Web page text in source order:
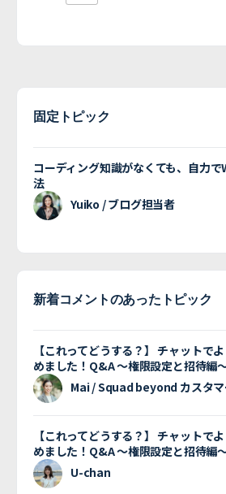
固定トピック
コーディング知識がなくても、自力
法
Yuiko / ブログ担当者
新着コメントのあったトピック
【これってどうする？】 チャットで
めました！Q&A 〜権限設定と招待編
Mai / Squad beyond カスタ
【これってどうする？】 チャットで
めました！Q&A 〜権限設定と招待編
U-chan